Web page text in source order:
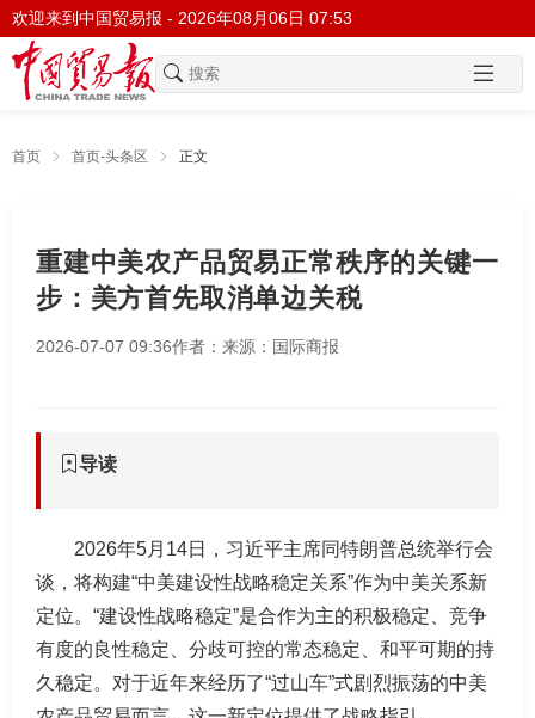
欢迎来到中国贸易报 - 2026年08月06日 07:53
首页 首页-头条区 正文
重建中美农产品贸易正常秩序的关键一
步：美方首先取消单边关税
2026-07-07 09:36作者： 来源：国际商报
导读
2026年5月14日，习近平主席同特朗普总统举行会
谈，将构建“中美建设性战略稳定关系”作为中美关系新
定位。“建设性战略稳定”是合作为主的积极稳定、竞争
有度的良性稳定、分歧可控的常态稳定、和平可期的持
久稳定。对于近年来经历了“过山车”式剧烈振荡的中美